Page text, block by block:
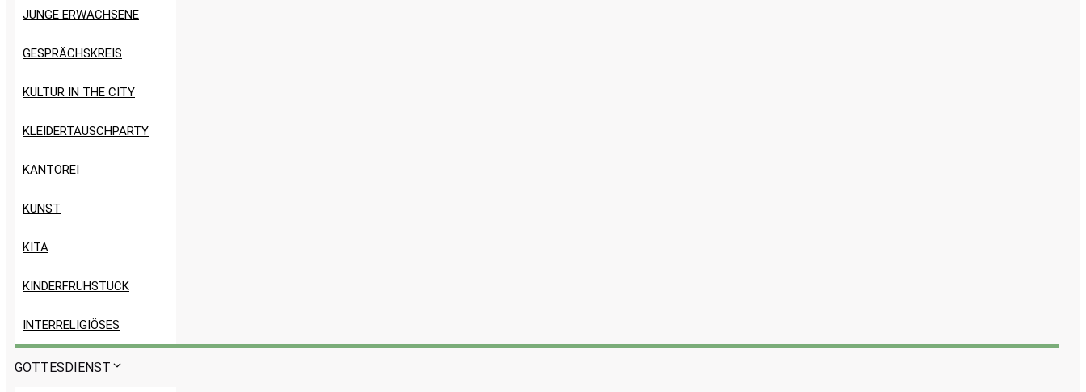
JUNGE ERWACHSENE
GESPRÄCHSKREIS
KULTUR IN THE CITY
KLEIDERTAUSCHPARTY
KANTOREI
KUNST
KITA
KINDERFRÜHSTÜCK
INTERRELIGIÖSES
GOTTESDIENST